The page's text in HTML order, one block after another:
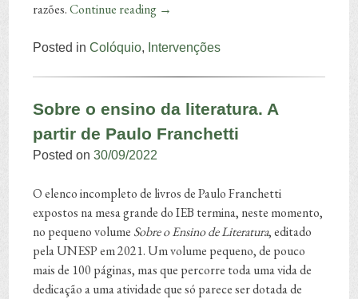
razões.Continue reading →
Posted inColóquio, Intervenções
Sobre o ensino da literatura. A
partir de Paulo Franchetti
Posted on30/09/2022
O elenco incompleto de livros de Paulo Franchetti
expostos na mesa grande do IEB termina, neste momento,
no pequeno volume Sobre o Ensino de Literatura, editado
pela UNESP em 2021. Um volume pequeno, de pouco
mais de 100 páginas, mas que percorre toda uma vida de
dedicação a uma atividade que só parece ser dotada de